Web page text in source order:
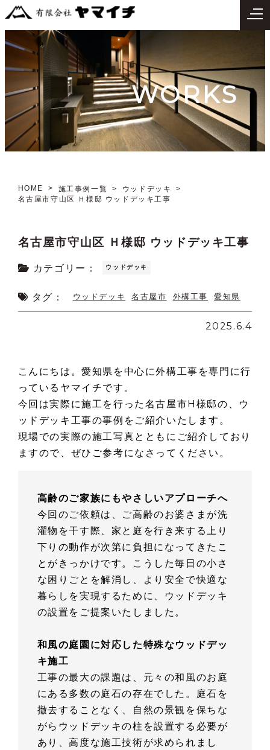
WORKS
HOME 施工事例一覧
ウッドデッキ
名古屋市守山区 Ｈ様邸 ウッドデッキ工事
名古屋市守山区 Ｈ様邸 ウッドデッキ工事
カテゴリー： ウッドデッキ
タグ： ウッドデッキ 名古屋市 外構工事 愛知県
2025.6.4
こんにちは。愛知県を中心に外構工事を専門に行
っているヤマイチです。
今回は実際に施工を行った名古屋市H様邸の、ウ
ッドデッキ工事の事例をご紹介いたします。
現場での実際の施工写真とともにご紹介しており
ますので、ぜひご参考になさってください。
高齢のご家族にもやさしいアプローチへ
今回のご依頼は、ご高齢のお婆さまが洗
濯物を干す際、家と庭を行き来する上り
下りの動作が次第に負担になってきたこ
とがきっかけです。こうした毎日の小さ
な困りごとを解消し、より安全で快適な
暮らしを実現するために、ウッドデッキ
の設置をご提案いたしました。
和風の庭園に対応した特殊なウッドデッ
キ施工
工事の最大の課題は、元々の和風のお庭
にある多数の庭石の存在でした。庭石を
撤去することなく、自然の景観を保ちな
がらウッドデッキの柱を設置する必要が
あり、高度な施工技術が求められまし